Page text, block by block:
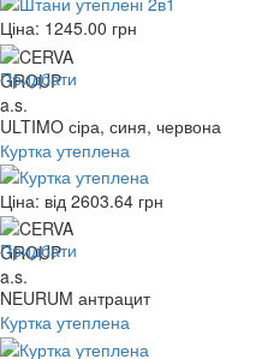
Ціна: 1245.00 грн
Придбати
ULTIMO сіра, синя, червона
Куртка утеплена
Ціна: від 2603.64 грн
Придбати
NEURUM антрацит
Куртка утеплена